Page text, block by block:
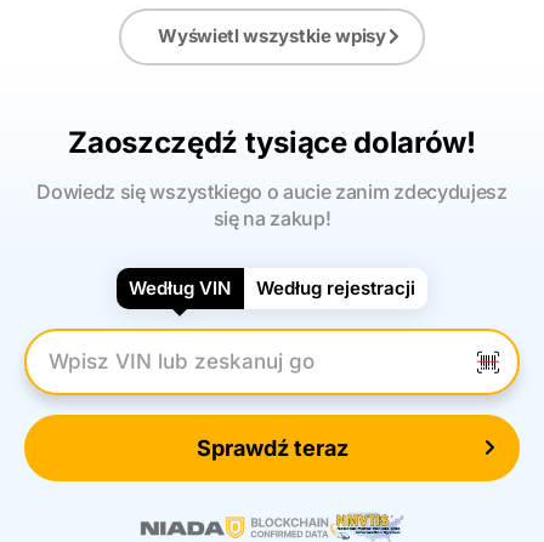
Wyświetl wszystkie wpisy
Zaoszczędź tysiące dolarów!
Dowiedz się wszystkiego o aucie zanim zdecydujesz
się na zakup!
Według VIN Według rejestracji
Wpisz numer VIN
Sprawdź teraz